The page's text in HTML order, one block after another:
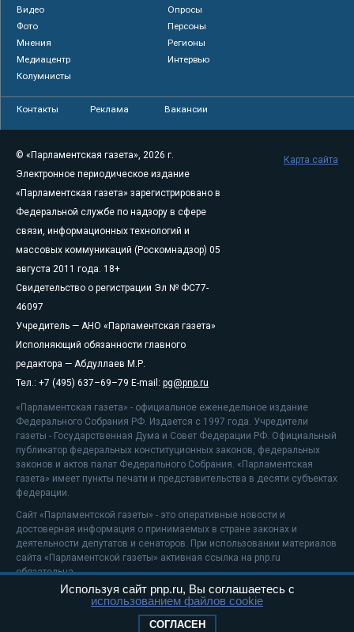
Видео
Опросы
Фото
Персоны
Мнения
Регионы
Медиацентр
Интервью
Колумнисты
Контакты Реклама Вакансии
© «Парламентская газета», 2026 г.
Электронное периодическое издание
«Парламентская газета» зарегистрировано в
Федеральной службе по надзору в сфере
связи, информационных технологий и
массовых коммуникаций (Роскомнадзор) 05
августа 2011 года. 18+
Свидетельство о регистрации Эл № ФС77-
46097
Учредитель — АНО «Парламентская газета»
Исполняющий обязанности главного
редактора — Абдуллаев М.Р.
Тел.: +7 (495) 637–69–79 E-mail: pg@pnp.ru
«Парламентская газета» - официальное еженедельное издание
Федерального Собрания РФ. Издается с 1997 года. Учредители
газеты - Государственная Дума и Совет Федерации РФ. Официальный
публикатор федеральных конституционных законов, федеральных
законов и актов палат Федерального Собрания. «Парламентская
газета» имеет пункты печати и представительства в десяти субъектах
федерации.
Сайт «Парламентской газеты» - это оперативные новости и
достоверная информация о принимаемых в стране законах и
деятельности депутатов и сенаторов. При использовании материалов
сайта «Парламентской газеты» активная ссылка на pnp.ru
обязательна.
На информационном ресурсе применяютсярекомендательные
Положение о защите персональных данных
Карта сайта
Используя сайт pnp.ru, Вы соглашаетесь с
использованием файлов cookie
СОГЛАСЕН